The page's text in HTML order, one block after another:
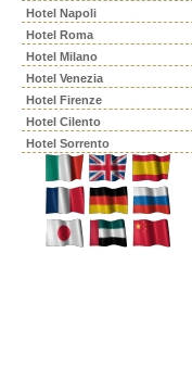
Hotel Napoli
Hotel Roma
Hotel Milano
Hotel Venezia
Hotel Firenze
Hotel Cilento
Hotel Sorrento